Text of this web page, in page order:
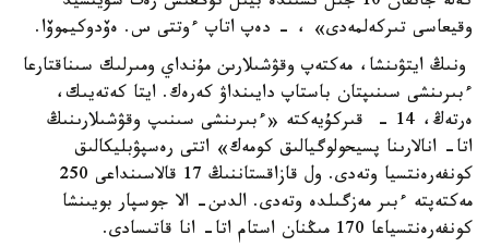
وقيعاسى تىركەلمەدى» ، - دەپ اتاپ ءوتتى س. ەۆدوكيموۆا.
ونىڭ ايتۋىنشا، مەكتەپ وقۋشىلارىن مۇنداي ومىرلىك سىناقتارعا
ءبىرىنشى سىنىپتان باستاپ دايىنداۋ كەرەك. ايتا كەتەيىك،
ەرتەڭ، 14 - قىركۇيەكتە «ءبىرىنشى سىنىپ وقۋشىلارىنىڭ
اتا- انالارىنا پسيحولوگيالىق كومەك» اتتى رەسپۋبليكالىق
كونفەرەنتسيا وتەدى. ول قازاقستاننىڭ 17 قالاسىنداعى 250
مەكتەپتە ءبىر مەزگىلدە وتەدى. الدىن- الا جوسپار بويىنشا
كونفەرەنتسياعا 170 مىڭنان استام اتا- انا قاتىسادى.